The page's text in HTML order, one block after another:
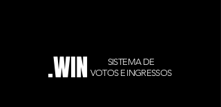
.WIN
SISTEMA DE
VOTOS E INGRESSOS